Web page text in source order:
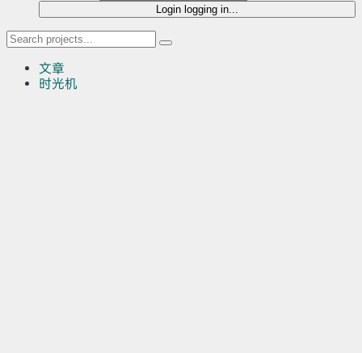
Login logging in...
文章
时光机